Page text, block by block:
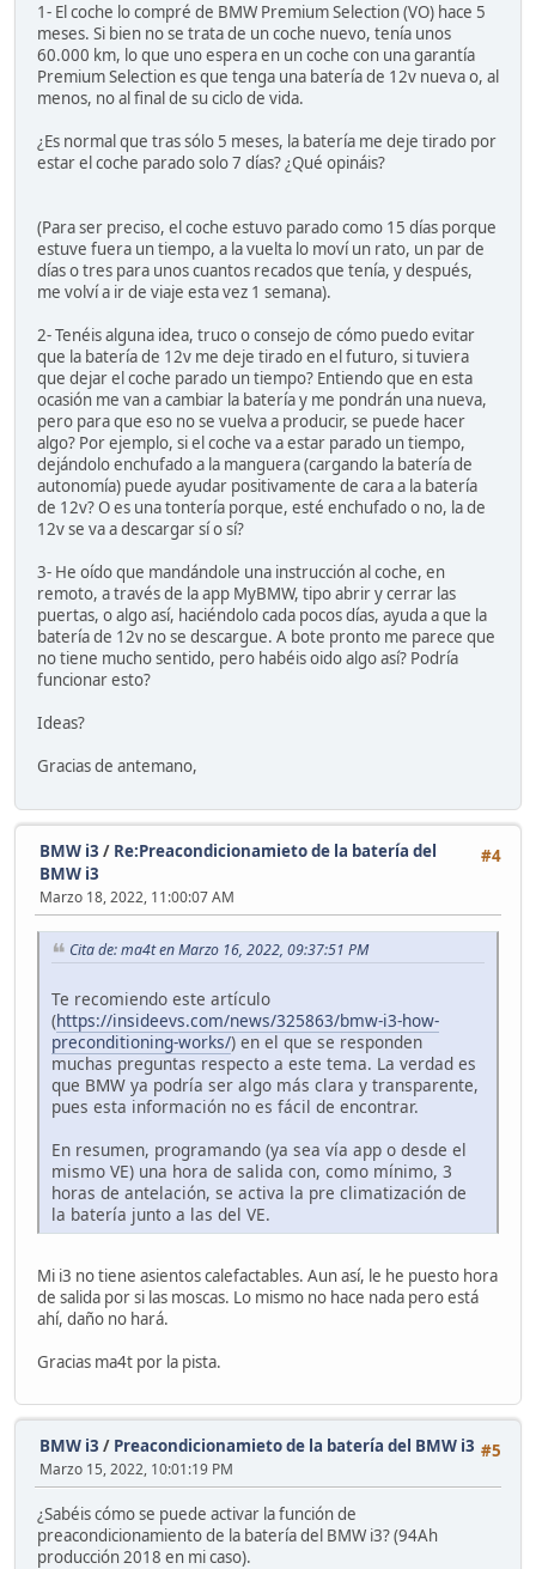
1- El coche lo compré de BMW Premium Selection (VO) hace 5
meses. Si bien no se trata de un coche nuevo, tenía unos
60.000 km, lo que uno espera en un coche con una garantía
Premium Selection es que tenga una batería de 12v nueva o, al
menos, no al final de su ciclo de vida.
¿Es normal que tras sólo 5 meses, la batería me deje tirado por
estar el coche parado solo 7 días? ¿Qué opináis?
(Para ser preciso, el coche estuvo parado como 15 días porque
estuve fuera un tiempo, a la vuelta lo moví un rato, un par de
días o tres para unos cuantos recados que tenía, y después,
me volví a ir de viaje esta vez 1 semana).
2- Tenéis alguna idea, truco o consejo de cómo puedo evitar
que la batería de 12v me deje tirado en el futuro, si tuviera
que dejar el coche parado un tiempo? Entiendo que en esta
ocasión me van a cambiar la batería y me pondrán una nueva,
pero para que eso no se vuelva a producir, se puede hacer
algo? Por ejemplo, si el coche va a estar parado un tiempo,
dejándolo enchufado a la manguera (cargando la batería de
autonomía) puede ayudar positivamente de cara a la batería
de 12v? O es una tontería porque, esté enchufado o no, la de
12v se va a descargar sí o sí?
3- He oído que mandándole una instrucción al coche, en
remoto, a través de la app MyBMW, tipo abrir y cerrar las
puertas, o algo así, haciéndolo cada pocos días, ayuda a que la
batería de 12v no se descargue. A bote pronto me parece que
no tiene mucho sentido, pero habéis oido algo así? Podría
funcionar esto?
Ideas?
Gracias de antemano,
#4
BMW i3 / Re:Preacondicionamieto de la batería del
BMW i3
Marzo 18, 2022, 11:00:07 AM
Cita de: ma4t en Marzo 16, 2022, 09:37:51 PM
Te recomiendo este artículo
(https://insideevs.com/news/325863/bmw-i3-how-
preconditioning-works/) en el que se responden
muchas preguntas respecto a este tema. La verdad es
que BMW ya podría ser algo más clara y transparente,
pues esta información no es fácil de encontrar.
En resumen, programando (ya sea vía app o desde el
mismo VE) una hora de salida con, como mínimo, 3
horas de antelación, se activa la pre climatización de
la batería junto a las del VE.
Mi i3 no tiene asientos calefactables. Aun así, le he puesto hora
de salida por si las moscas. Lo mismo no hace nada pero está
ahí, daño no hará.
Gracias ma4t por la pista.
#5
BMW i3 / Preacondicionamieto de la batería del BMW i3
Marzo 15, 2022, 10:01:19 PM
¿Sabéis cómo se puede activar la función de
preacondicionamiento de la batería del BMW i3? (94Ah
producción 2018 en mi caso).